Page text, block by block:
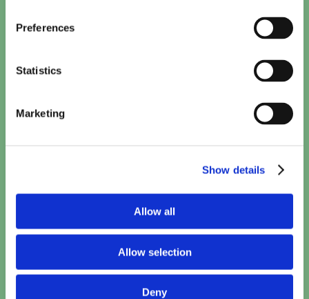
Preferences
Statistics
Marketing
Show details
Allow all
Allow selection
Deny
18:00 TICKETS
TICKETS
20:00